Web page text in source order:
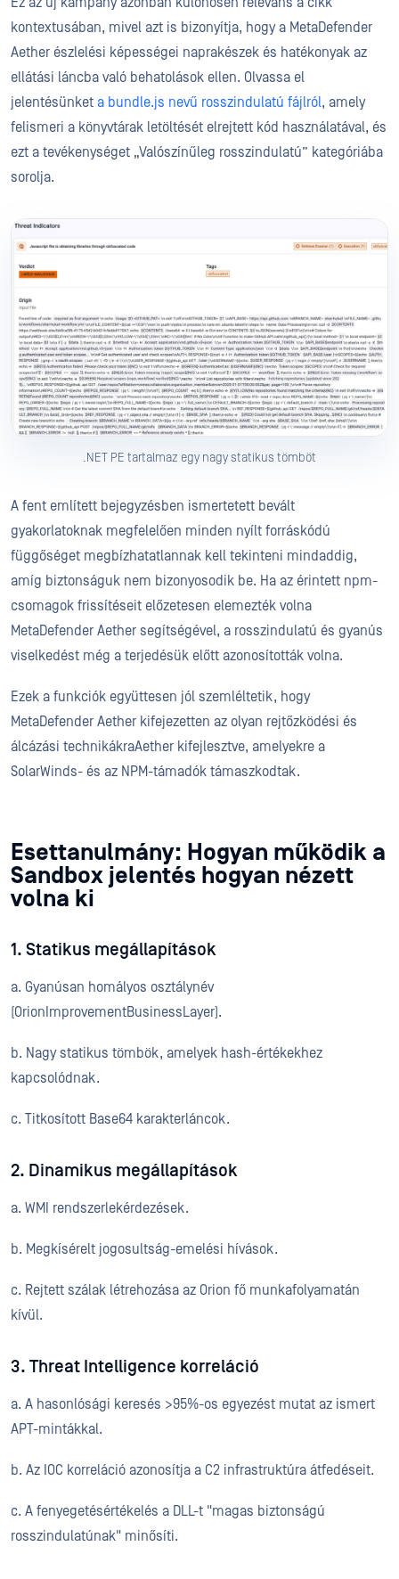
kontextusában, mivel azt is bizonyítja, hogy a MetaDefender
Aether észlelési képességei naprakészek és hatékonyak az
ellátási láncba való behatolások ellen. Olvassa el
jelentésünket a bundle.js nevű rosszindulatú fájlról, amely
felismeri a könyvtárak letöltését elrejtett kód használatával, és
ezt a tevékenységet „Valószínűleg rosszindulatú” kategóriába
sorolja.
.NET PE tartalmaz egy nagy statikus tömböt
A fent említett bejegyzésben ismertetett bevált
gyakorlatoknak megfelelően minden nyílt forráskódú
függőséget megbízhatatlannak kell tekinteni mindaddig,
amíg biztonságuk nem bizonyosodik be. Ha az érintett npm-
csomagok frissítéseit előzetesen elemezték volna
MetaDefender Aether segítségével, a rosszindulatú és gyanús
viselkedést még a terjedésük előtt azonosították volna.
Ezek a funkciók együttesen jól szemléltetik, hogy
MetaDefender Aether kifejezetten az olyan rejtőzködési és
álcázási technikákraAether kifejlesztve, amelyekre a
SolarWinds- és az NPM-támadók támaszkodtak.
Esettanulmány: Hogyan működik a
Sandbox jelentés hogyan nézett
volna ki
1. Statikus megállapítások
a. Gyanúsan homályos osztálynév
(OrionImprovementBusinessLayer).
b. Nagy statikus tömbök, amelyek hash-értékekhez
kapcsolódnak.
c. Titkosított Base64 karakterláncok.
2. Dinamikus megállapítások
a. WMI rendszerlekérdezések.
b. Megkísérelt jogosultság-emelési hívások.
c. Rejtett szálak létrehozása az Orion fő munkafolyamatán
kívül.
3. Threat Intelligence korreláció
a. A hasonlósági keresés >95%-os egyezést mutat az ismert
APT-mintákkal.
b. Az IOC korreláció azonosítja a C2 infrastruktúra átfedéseit.
c. A fenyegetésértékelés a DLL-t "magas biztonságú
rosszindulatúnak" minősíti.